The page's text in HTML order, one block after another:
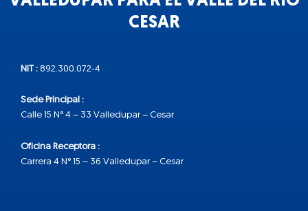
CESAR
NIT : 892.300.072-4
Sede Principal :
Calle 15 N° 4 – 33 Valledupar – Cesar
Oficina Receptora :
Carrera 4 N° 15 – 36 Valledupar – Cesar